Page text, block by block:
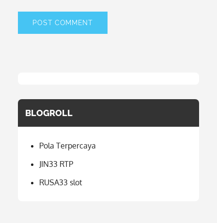
BLOGROLL
Pola Terpercaya
JIN33 RTP
RUSA33 slot